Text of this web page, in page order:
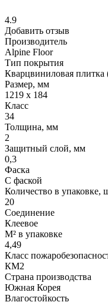
4.9
Добавить отзыв
Производитель
Alpine Floor
Тип покрытия
Кварцвиниловая
Размер, мм
1219 х 184
Класс
34
Толщина, мм
2
Защитный слой, мм
0,3
Фаска
С фаской
Количество в упаковке,
20
Соединение
Клеевое
М² в упаковке
4,49
Класс
КМ2
Страна производства
Южная Корея
Влагостойкость